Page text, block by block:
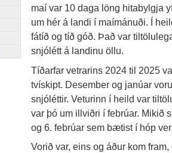
maí var 10 daga löng hitabylgja
um hér á landi í maímánuði. Í
fátíð og tíð góð. Það var
snjólétt á landinu öllu.
Tíðarfar vetrarins 2024 til 2025
tvískipt. Desember og janúar
snjóléttir. Veturinn í heild var
var þó um illviðri í febrúar. Mikið
og 6. febrúar sem bætist í hóp
Vorið var, eins og áður kom